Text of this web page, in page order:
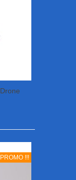
PROMO !!!